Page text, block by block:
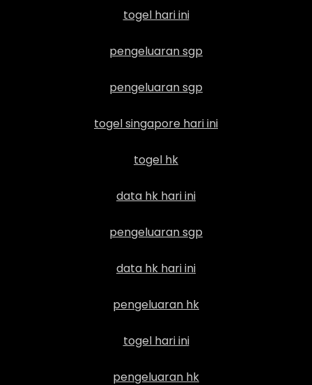
togel hari ini
pengeluaran sgp
pengeluaran sgp
togel singapore hari ini
togel hk
data hk hari ini
pengeluaran sgp
data hk hari ini
pengeluaran hk
togel hari ini
pengeluaran hk